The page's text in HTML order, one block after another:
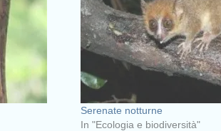
Serenate notturne
In "Ecologia e biodiversità"